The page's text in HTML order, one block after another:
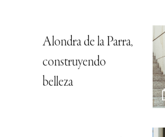
Alondra de la Parra,
construyendo
belleza